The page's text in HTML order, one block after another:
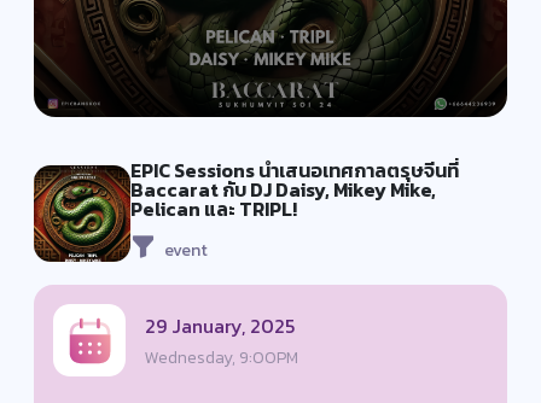
EPIC Sessions นำเสนอเทศกาลตรุษจีนที่
Baccarat กับ DJ Daisy, Mikey Mike,
Pelican และ TRIPL!
event
29 January, 2025
Wednesday, 9:00PM